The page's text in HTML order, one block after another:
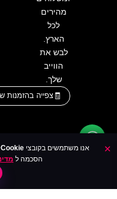
מהירים
לכל
הארץ.
לבש את
הווייב
שלך.
צפייה בהזמנות
× אנו משתמשים בקובצי Cookie🍪
הסכמה ל